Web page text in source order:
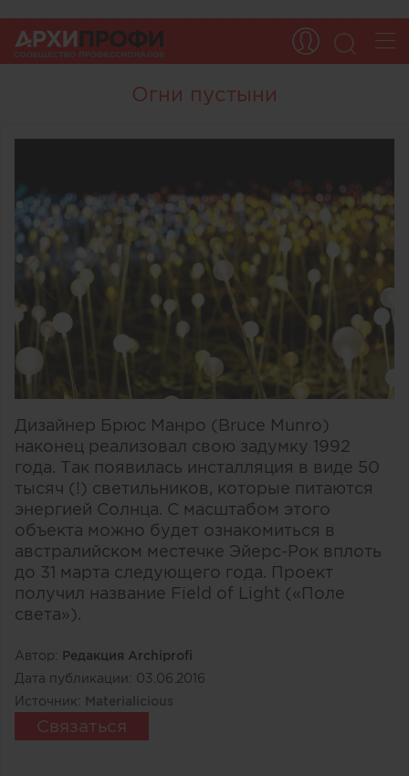
Огни пустыни
Дизайнер Брюс Манро (Bruce Munro)
наконец реализовал свою задумку 1992
года. Так появилась инсталляция в виде 50
тысяч (!) светильников, которые питаются
энергией Солнца. С масштабом этого
объекта можно будет ознакомиться в
австралийском местечке Эйерс-Рок вплоть
до 31 марта следующего года. Проект
получил название Field of Light («Поле
света»).
Автор: Редакция Archiprofi
Дата публикации: 03.06.2016
Источник: Materialicious
Связаться